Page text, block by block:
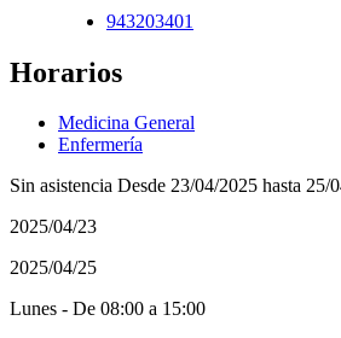
943203401
Horarios
Medicina General
Enfermería
Sin asistencia Desde 23/04/2025 hasta 25/
2025/04/23
2025/04/25
Lunes - De 08:00 a 15:00